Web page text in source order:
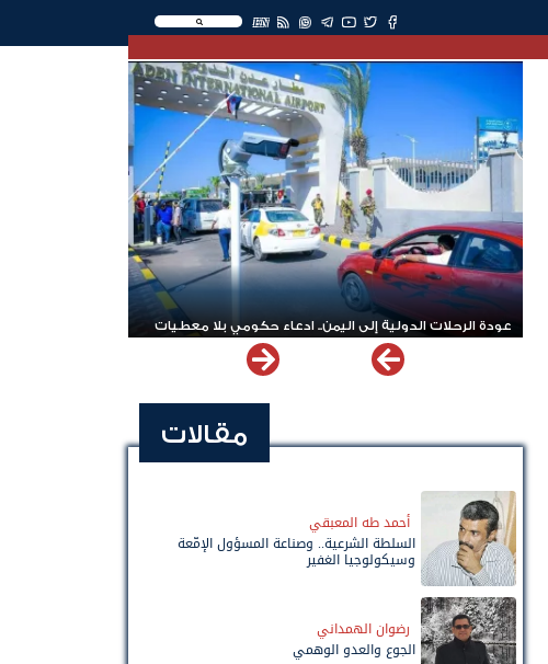
EN
عودة الرحلات الدولية إلى اليمن.. ادعاء حكومي بلا معطيات
مقالات
أحمد طه المعبقي
السلطة الشرعية.. وصناعة المسؤول الإمّعة
وسيكولوجيا الغفير
رضوان الهمداني
الجوع والعدو الوهمي